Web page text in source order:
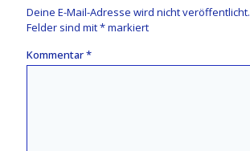
Deine E-Mail-Adresse wird nicht veröffentlicht.
Felder sind mit*markiert
Kommentar*